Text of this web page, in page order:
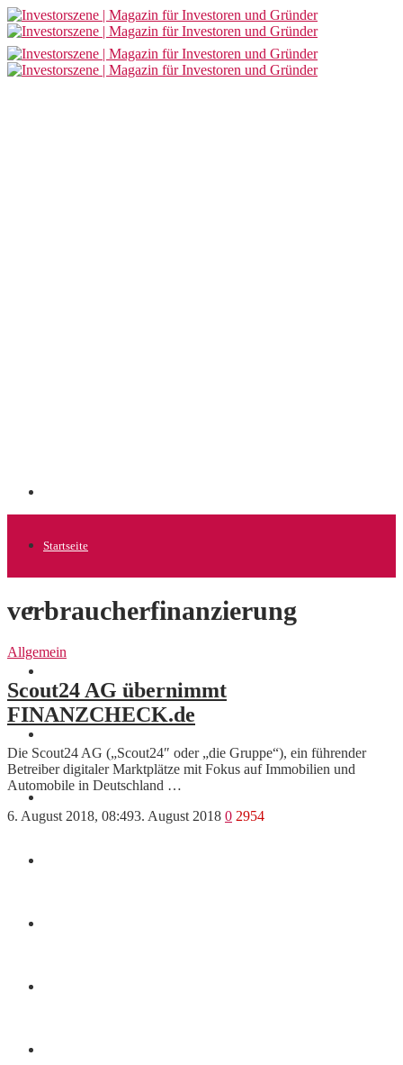
Startseite
Allgemein
verbraucherfinanzierung
Allgemein
Scout24 AG übernimmt
FINANZCHECK.de
Die Scout24 AG („Scout24″ oder „die Gruppe“), ein führender
Betreiber digitaler Marktplätze mit Fokus auf Immobilien und
Automobile in Deutschland …
6. August 2018, 08:493. August 2018 0 2954